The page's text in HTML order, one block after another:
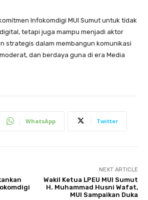
Infokomdigi MUI Sumut untuk tidak
tetapi juga mampu menjadi aktor
strategis dalam membangun komunikasi
dan berdaya guna di era Media
WhatsApp Twitter
NEXT ARTICLE
Wakil Ketua LPEU MUI Sumut
H. Muhammad Husni Wafat,
MUI Sampaikan Duka